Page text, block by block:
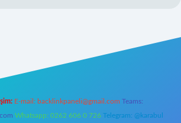
E-mail: backlinkpaneli@gmail.com Teams:
Whatsapp: 0262 606 0 726 Telegram: @karabul